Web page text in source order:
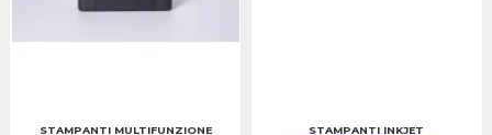
STAMPANTI MULTIFUNZIONE
STAMPANTI INKJET